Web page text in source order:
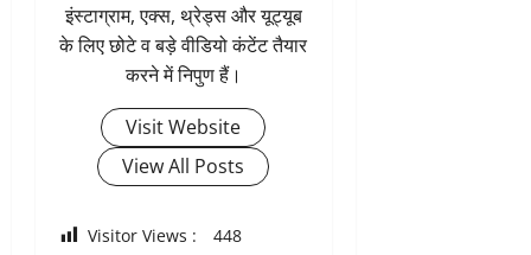
इंस्टाग्राम, एक्स, थ्रेड्स और यूट्यूब
के लिए छोटे व बड़े वीडियो कंटेंट तैयार
करने में निपुण हैं।
Visit Website
View All Posts
Visitor Views : 448